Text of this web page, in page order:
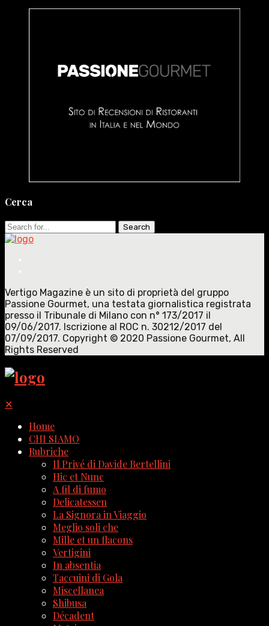
Cerca
Search
for:
Vertigo Magazine è un sito di proprietà del gruppo
Passione Gourmet, una testata giornalistica registrata
presso il Tribunale di Milano con n° 173/2017 il
09/06/2017. Iscrizione al ROC n. 30212/2017 del
07/09/2017. Copyright © 2020 Passione Gourmet, All
Rights Reserved
✕
Home
CHI SIAMO
Rubriche
Il Privé di Davide Bertellini
Hic et Nunc
A fil di fumo
Delicatessen
La Signora in Viaggio
Meglio soli che
Mille et un flacons
Vertigini
In absentia
Taccuini di Gola
Miscellanea
Shibusa
Décadent